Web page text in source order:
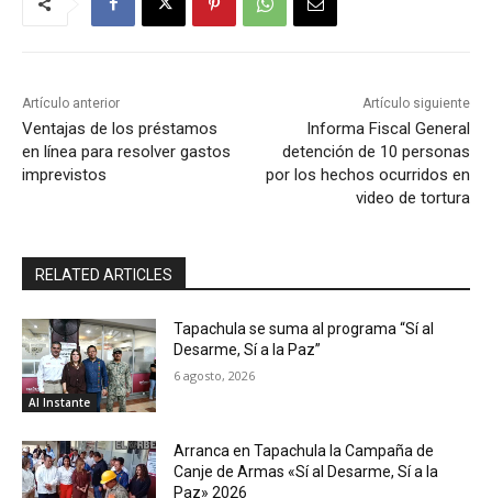
Artículo anterior
Ventajas de los préstamos
en línea para resolver gastos
imprevistos
Artículo siguiente
Informa Fiscal General
detención de 10 personas
por los hechos ocurridos en
video de tortura
RELATED ARTICLES
Al Instante
Tapachula se suma al programa “Sí al
Desarme, Sí a la Paz”
6 agosto, 2026
Arranca en Tapachula la Campaña de
Canje de Armas «Sí al Desarme, Sí a la
Paz» 2026